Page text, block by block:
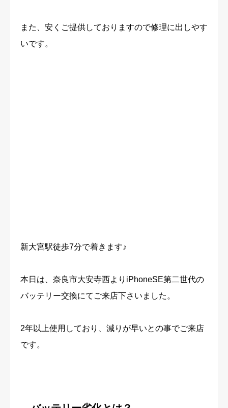
また、安くご提供しておりますので修理に出しやす
いです。
新大宮駅徒歩7分で着きます♪
本日は、奈良市大安寺西よりiPhoneSE第二世代の
バッテリー交換にてご来店下さいました。
2年以上使用しており、減りが早いとの事でご来店
です。